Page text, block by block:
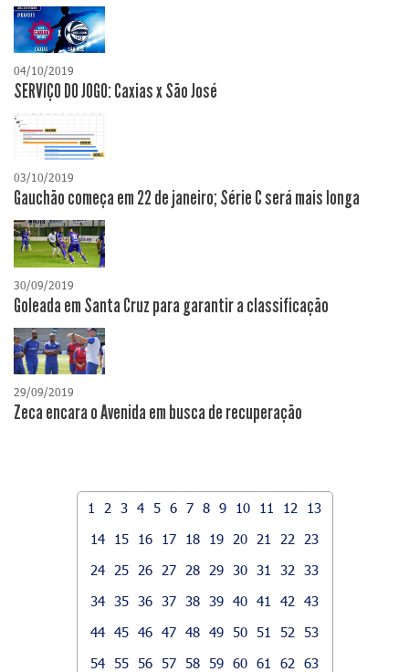
04/10/2019
SERVIÇO DO JOGO: Caxias x São José
03/10/2019
Gauchão começa em 22 de janeiro; Série C será mais longa
30/09/2019
Goleada em Santa Cruz para garantir a classificação
29/09/2019
Zeca encara o Avenida em busca de recuperação
1 2 3 4 5 6 7 8 9 10 11 12
13
14
15 16 17 18 19 20 21 22
23
24
25 26 27 28 29 30 31 32
33
34 35 36 37 38 39 40 41 42
43
44 45 46 47 48 49 50 51 52
53
54 55 56 57 58 59 60 61 62
63